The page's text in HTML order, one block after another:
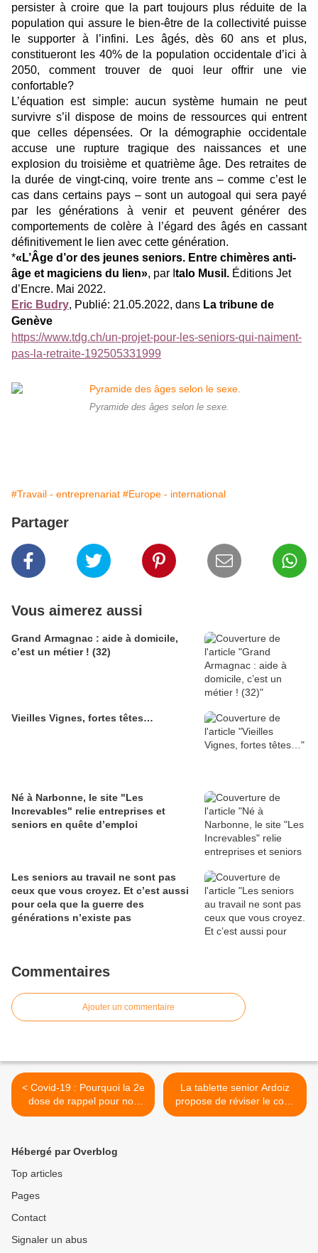
persister à croire que la part toujours plus réduite de la
population qui assure le bien-être de la collectivité puisse
le supporter à l’infini. Les âgés, dès 60 ans et plus,
constitueront les 40% de la population occidentale d’ici à
2050, comment trouver de quoi leur offrir une vie
confortable?
L’équation est simple: aucun système humain ne peut
survivre s’il dispose de moins de ressources qui entrent
que celles dépensées. Or la démographie occidentale
accuse une rupture tragique des naissances et une
explosion du troisième et quatrième âge. Des retraites de
la durée de vingt-cinq, voire trente ans – comme c’est le
cas dans certains pays – sont un autogoal qui sera payé
par les générations à venir et peuvent générer des
comportements de colère à l’égard des âgés en cassant
définitivement le lien avec cette génération.
*«L’Âge d’or des jeunes seniors. Entre chimères anti-
âge et magiciens du lien», par I talo Musil. Éditions Jet
d’Encre. Mai 2022.
Eric Budry, Publié: 21.05.2022, dans La tribune de
Genève
https://www.tdg.ch/un-projet-pour-les-seniors-qui-naiment-
pas-la-retraite-192505331999
Pyramide des âges selon le sexe.
#Travail - entreprenariat #Europe - international
Partager
Vous aimerez aussi
Grand Armagnac : aide à domicile,
c’est un métier ! (32)
Vieilles Vignes, fortes têtes…
Né à Narbonne, le site "Les
Increvables" relie entreprises et
seniors en quête d’emploi
Les seniors au travail ne sont pas
ceux que vous croyez. Et c’est aussi
pour cela que la guerre des
générations n’existe pas
Commentaires
Ajouter un commentaire
< Covid-19 : Pourquoi la 2e
dose de rappel pour nos
parents est importante
La tablette senior Ardoiz
propose de réviser le code
de la route >
Hébergé par Overblog
Top articles
Pages
Contact
Signaler un abus